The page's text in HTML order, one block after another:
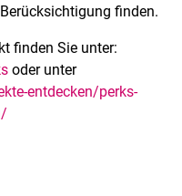
finden.
finden Sie unter:
oder unter
entdecken/perks-